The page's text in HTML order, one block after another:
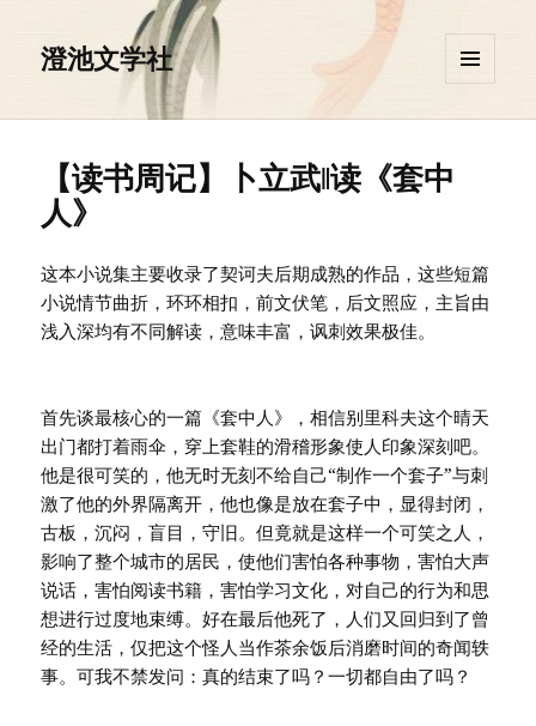
澄池文学社
挂件
【读书周记】卜立武‖读《套中
人》
这本小说集主要收录了契诃夫后期成熟的作品，这些短篇
小说情节曲折，环环相扣，前文伏笔，后文照应，主旨由
浅入深均有不同解读，意味丰富，讽刺效果极佳。
首先谈最核心的一篇《套中人》，相信别里科夫这个晴天
出门都打着雨伞，穿上套鞋的滑稽形象使人印象深刻吧。
他是很可笑的，他无时无刻不给自己“制作一个套子”与刺
激了他的外界隔离开，他也像是放在套子中，显得封闭，
古板，沉闷，盲目，守旧。但竟就是这样一个可笑之人，
影响了整个城市的居民，使他们害怕各种事物，害怕大声
说话，害怕阅读书籍，害怕学习文化，对自己的行为和思
想进行过度地束缚。好在最后他死了，人们又回归到了曾
经的生活，仅把这个怪人当作茶余饭后消磨时间的奇闻轶
事。可我不禁发问：真的结束了吗？一切都自由了吗？